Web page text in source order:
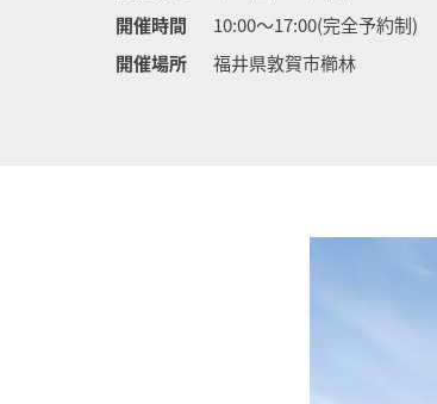
開催時間
10:00～17:00(完全予約制)
開催場所
福井県敦賀市櫛林